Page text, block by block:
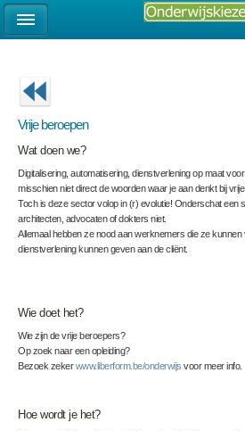
Vrije beroepen
Wat doen we?
Digitalisering, automatisering, dienstverlening op maat
misschien niet direct de woorden waar je aan denkt bij
Toch is deze sector volop in (r) evolutie! Onderschat een
architecten, advocaten of dokters niet.
Allemaal hebben ze nood aan werknemers die ze
dienstverlening kunnen geven aan de cliënt.
Wie doet het?
Wie zijn de vrije beroepers?
Op zoek naar een opleiding?
Bezoek zekerwww.liberform.be/onderwijs voor meer info.
Hoe wordt je het?